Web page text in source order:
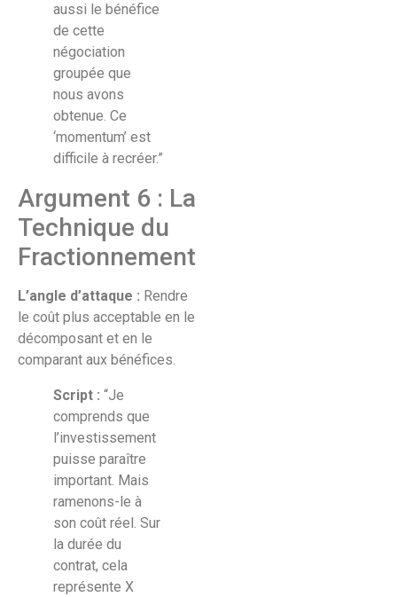
aussi le bénéfice
de cette
négociation
groupée que
nous avons
obtenue. Ce
‘momentum’ est
difficile à recréer.”
Argument 6 : La
Technique du
Fractionnement
L’angle d’attaque : Rendre
le coût plus acceptable en le
décomposant et en le
comparant aux bénéfices.
Script : “Je
comprends que
l’investissement
puisse paraître
important. Mais
ramenons-le à
son coût réel. Sur
la durée du
contrat, cela
représente X